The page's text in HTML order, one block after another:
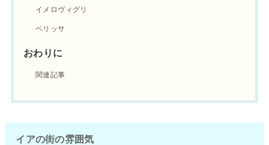
イメロヴィグリ
ペリッサ
おわりに
関連記事
イアの街の雰囲気